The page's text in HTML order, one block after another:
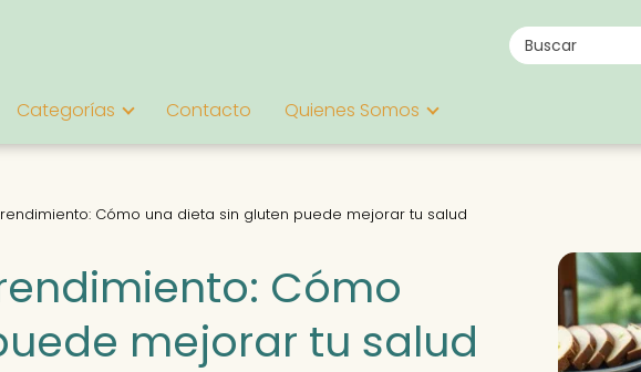
Categorías Contacto Quienes Somos
Cómo una dieta sin gluten puede mejorar tu salud
Cómo
mejorar tu salud